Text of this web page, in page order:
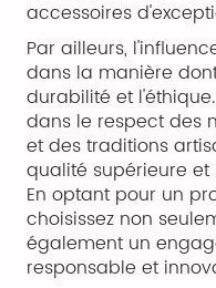
accessoires
Par ailleurs,
dans la manière
durabilité et
dans le respect des
et des traditions
qualité supérieure
En optant pour un
choisissez non
également un
responsable et